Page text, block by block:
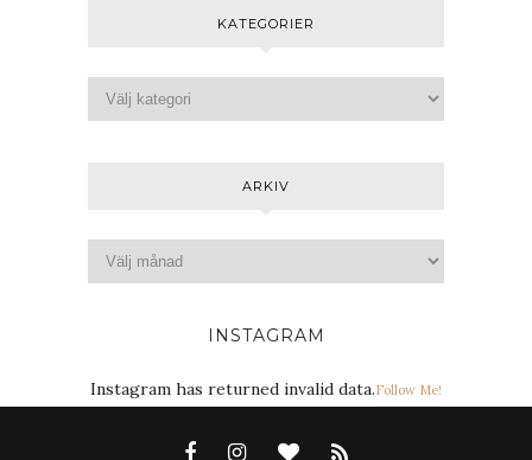
KATEGORIER
ARKIV
INSTAGRAM
Instagram has returned invalid data.Follow Me!